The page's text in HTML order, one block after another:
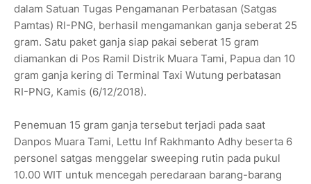
dalam Satuan Tugas Pengamanan Perbatasan (Satgas
Pamtas) RI-PNG, berhasil mengamankan ganja seberat 25
gram. Satu paket ganja siap pakai seberat 15 gram
diamankan di Pos Ramil Distrik Muara Tami, Papua dan 10
gram ganja kering di Terminal Taxi Wutung perbatasan
RI-PNG, Kamis (6/12/2018).
Penemuan 15 gram ganja tersebut terjadi pada saat
Danpos Muara Tami, Lettu Inf Rakhmanto Adhy beserta 6
personel satgas menggelar sweeping rutin pada pukul
10.00 WIT untuk mencegah peredaraan barang-barang